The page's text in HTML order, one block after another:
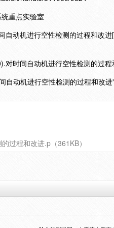
重点实验室
自动机进行空性检测的过程和改
对时间自动机进行空性检测的过程
自动机进行空性检测的过程和改进
过程和改进.p（361KB）